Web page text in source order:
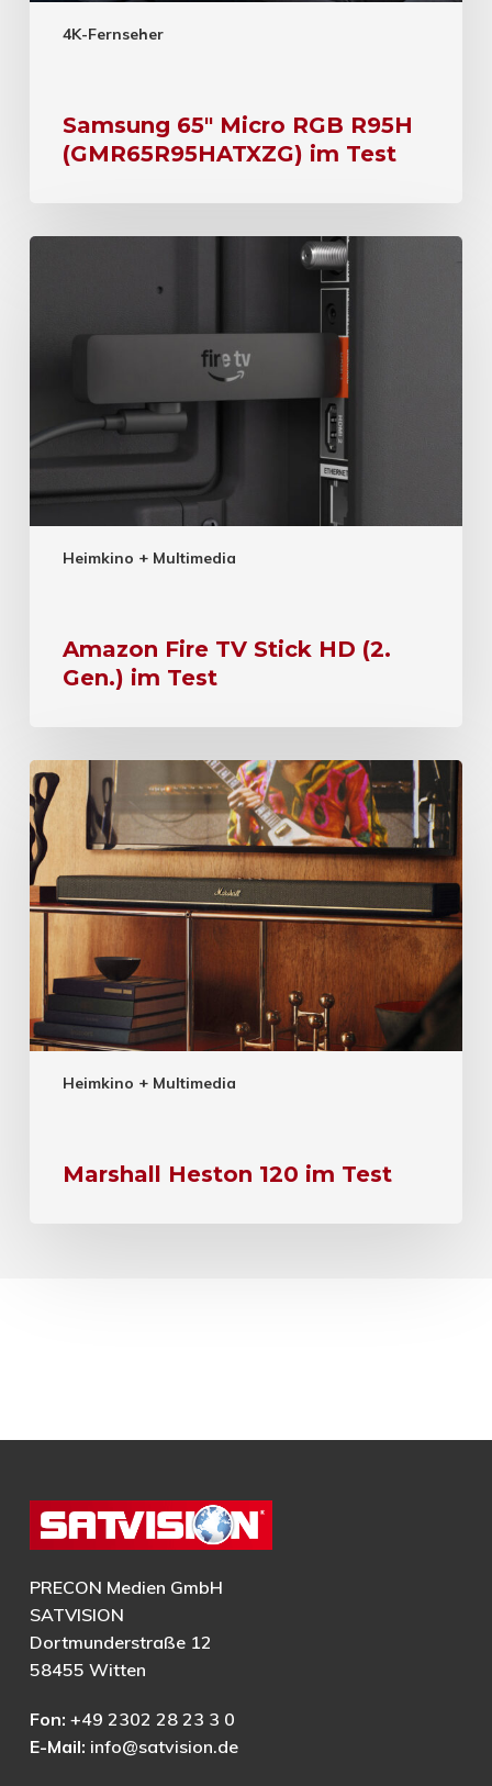
4K-Fernseher
Samsung 65″ Micro RGB R95H
(GMR65R95HATXZG) im Test
Heimkino + Multimedia
Amazon Fire TV Stick HD (2.
Gen.) im Test
Heimkino + Multimedia
Marshall Heston 120 im Test
PRECON Medien GmbH
SATVISION
Dortmunderstraße 12
58455 Witten
Fon: +49 2302 28 23 3 0
E-Mail: info@satvision.de